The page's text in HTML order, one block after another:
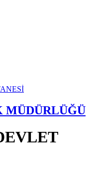
MÜDÜRLÜĞÜ